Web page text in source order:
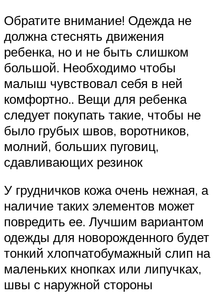
Обратите внимание! Одежда не
должна стеснять движения
ребенка, но и не быть слишком
большой. Необходимо чтобы
малыш чувствовал себя в ней
комфортно.. Вещи для ребенка
следует покупать такие, чтобы не
было грубых швов, воротников,
молний, больших пуговиц,
сдавливающих резинок
У грудничков кожа очень нежная, а
наличие таких элементов может
повредить ее. Лучшим вариантом
одежды для новорожденного будет
тонкий хлопчатобумажный слип на
маленьких кнопках или липучках,
швы с наружной стороны